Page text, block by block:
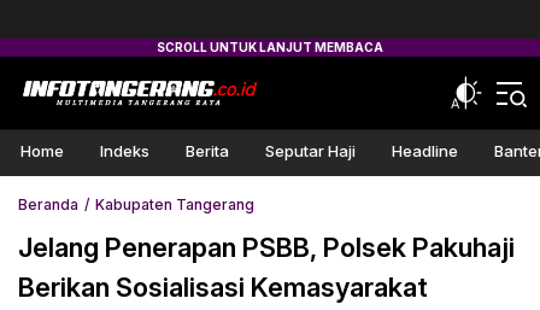
Home Indeks Berita Seputar Haji Headline
Beranda Kabupaten Tangerang
Jelang Penerapan PSBB, Polsek Pakuhaji
Berikan Sosialisasi Kemasyarakat